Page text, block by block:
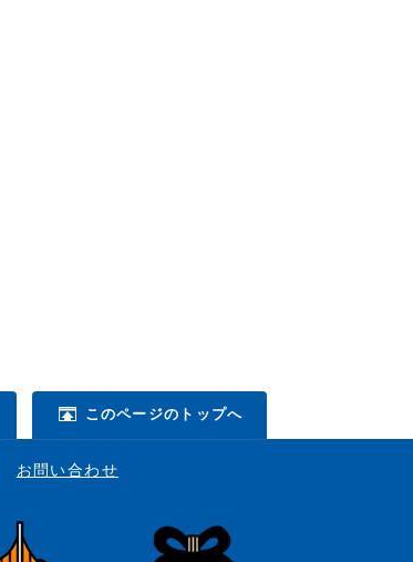
このページのトップへ
お問い合わせ